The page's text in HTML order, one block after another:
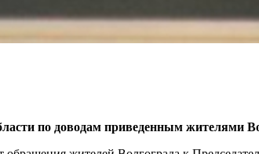
по доводам приведенным жителями